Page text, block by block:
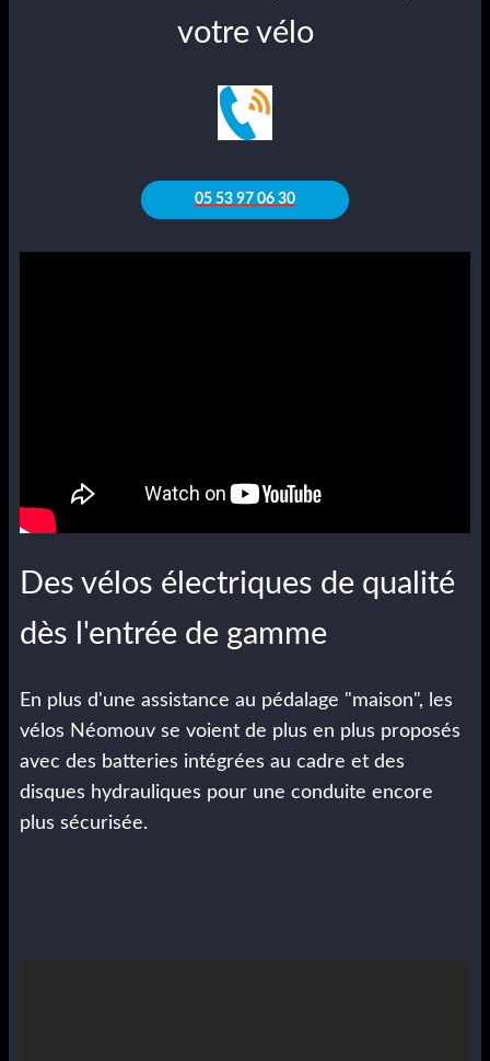
votre vélo
05 53 97 06 30
Des vélos électriques de qualité
dès l'entrée de gamme
En plus d'une assistance au pédalage "maison", les
vélos Néomouv se voient de plus en plus proposés
avec des batteries intégrées au cadre et des
disques hydrauliques pour une conduite encore
plus sécurisée.